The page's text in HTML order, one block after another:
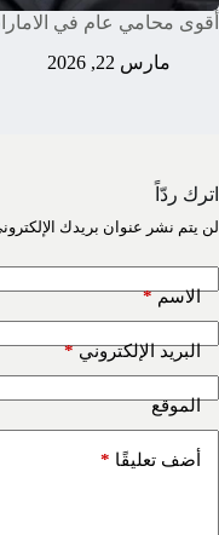
أقوى محامي عام في
مارس 22, 2026
اترك ردّاً
لن يتم نشر عنوان بريدك
الاسم*
البريد الإلكتروني*
الموقع
أضف تعليقًا *